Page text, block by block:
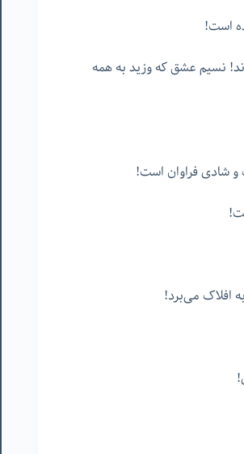
است!
نسیم عشق که وزید به همه
شادی فراوان است!
افلاک می‌برد!